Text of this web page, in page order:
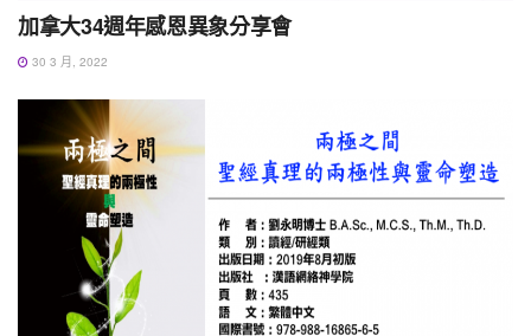
加拿大34週年感恩異象分享會
30 3 月, 2022